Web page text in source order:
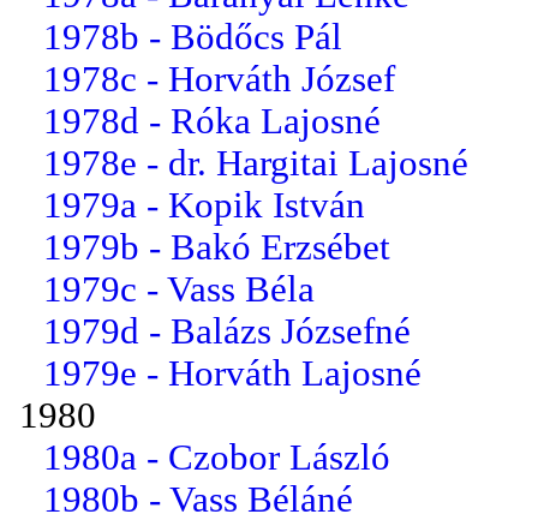
1978b - Bödőcs Pál
1978c - Horváth József
1978d - Róka Lajosné
1978e - dr. Hargitai Lajosné
1979a - Kopik István
1979b - Bakó Erzsébet
1979c - Vass Béla
1979d - Balázs Józsefné
1979e - Horváth Lajosné
1980
1980a - Czobor László
1980b - Vass Béláné